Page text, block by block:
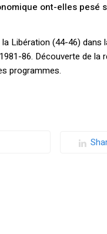
ont-elles pesé
Libération (44-46)
86. Découverte de
programmes.